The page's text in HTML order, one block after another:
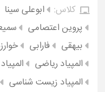
کلاس:
ابوعلی سینا
پروین اعتصامی
بیهقی
فارابی
المپیاد ریاضی
المپیاد زیست شناسی